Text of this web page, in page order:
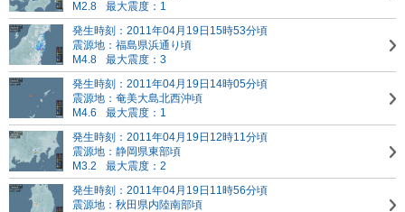
M2.8
最大震度：1
発生時刻：2011年04月19日15時53分頃
震源地：福島県浜通り頃
M4.8
最大震度：3
発生時刻：2011年04月19日14時05分頃
震源地：奄美大島北西沖頃
M4.6
最大震度：1
発生時刻：2011年04月19日12時11分頃
震源地：静岡県東部頃
M3.2
最大震度：2
発生時刻：2011年04月19日11時56分頃
震源地：秋田県内陸南部頃